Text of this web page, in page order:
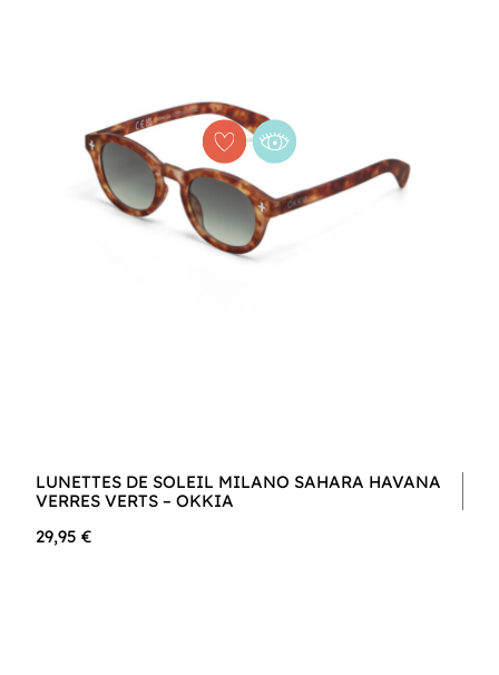
LUNETTES DE SOLEIL MILANO SAHARA HAVANA
VERRES VERTS – OKKIA
29,95 €